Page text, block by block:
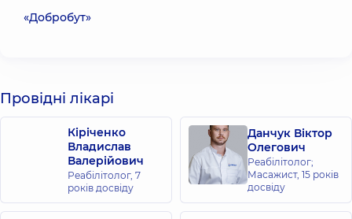
«Добробут»
Провідні лікарі
Кіріченко
Владислав
Валерійович
Реабілітолог, 7
років досвіду
Данчук Віктор
Олегович
Реабілітолог;
Масажист, 15 років
досвіду